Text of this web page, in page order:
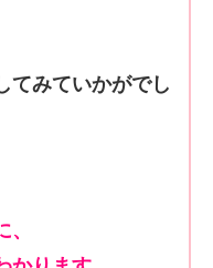
てみていかがでし